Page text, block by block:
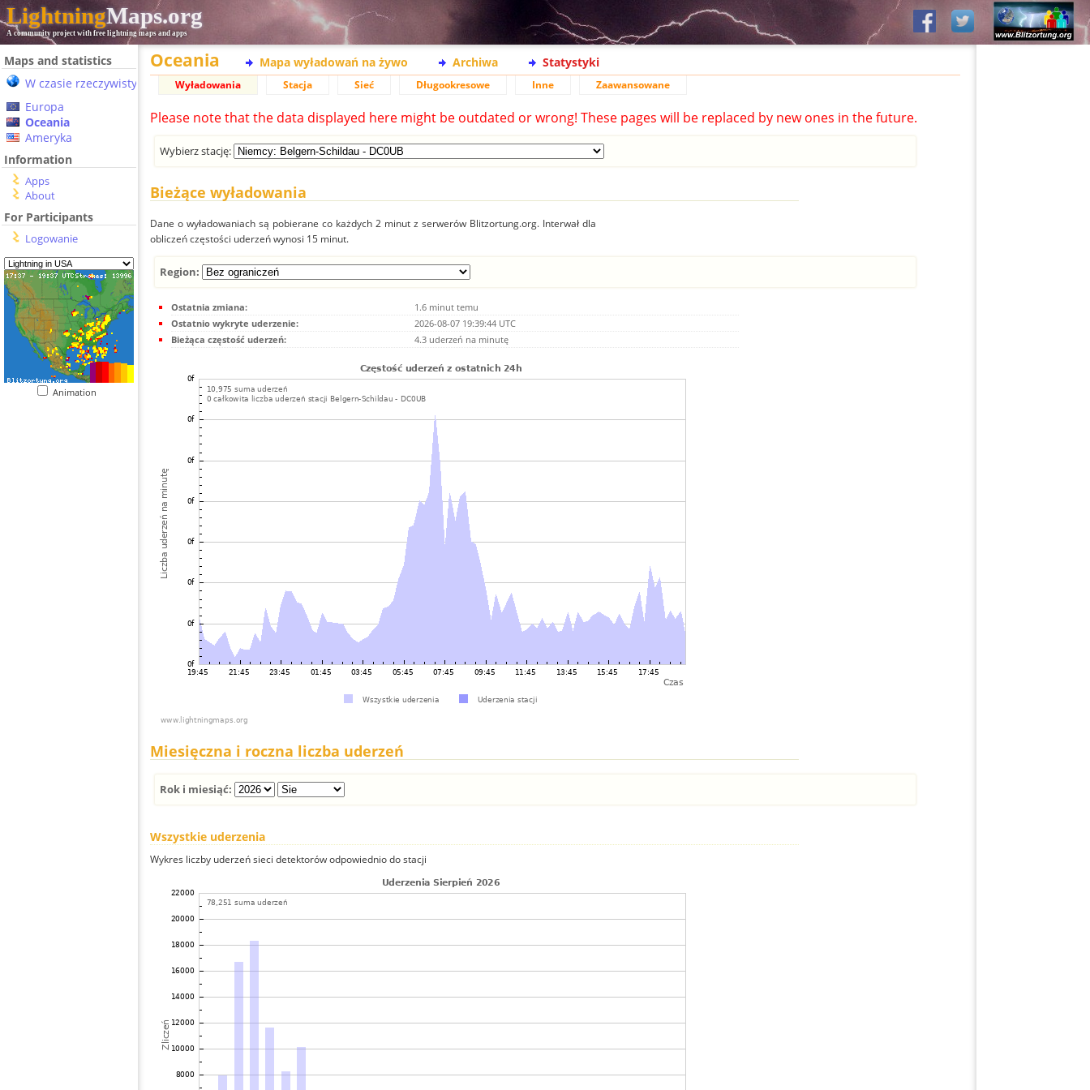
LightningMaps.org
A community project with free lightning maps and apps
Maps and statistics
W czasie rzeczywistym
Europa
Oceania
Ameryka
Information
Apps
About
For Participants
Logowanie
Animation
Oceania Mapa wyładowań na żywo Archiwa Statystyki
Wyładowania Stacja Sieć Długookresowe Inne Zaawansowane
Please note that the data displayed here might be outdated or wrong! These pages will be replaced by new ones in the future.
Wybierz stację:
Bieżące wyładowania
Dane o wyładowaniach są pobierane co każdych 2 minut z serwerów Blitzortung.org. Interwał dla
obliczeń częstości uderzeń wynosi 15 minut.
Region:
Ostatnia zmiana:
1.6 minut temu
Ostatnio wykryte uderzenie:
2026-08-07 19:39:44 UTC
Bieżąca częstość uderzeń:
4.3 uderzeń na minutę
Miesięczna i roczna liczba uderzeń
Rok i miesiąć:
Wszystkie uderzenia
Wykres liczby uderzeń sieci detektorów odpowiednio do stacji